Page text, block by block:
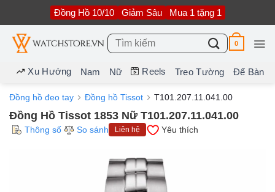
nội
dung
Đồng Hồ 10/10 Giảm Sâu Mua 1 tặng 1
Tìm
kiếm:
0
Xu Hướng Nam Nữ Reels Treo Tường Để Bàn
Đồng hồ đeo tay Đồng hồ Tissot T101.207.11.041.00
Đồng Hồ Tissot 1853 Nữ T101.207.11.041.00
Thông số So sánh Liên hệ Yêu thích